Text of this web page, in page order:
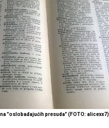
"oslobađajućih presuda" (FOTO: alicexx7)